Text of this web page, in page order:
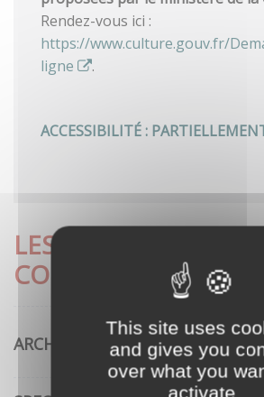
This site uses
and gives you
over what you
activate
Rendez-vous ici :
https://www.culture.gouv.fr/
ligne
.
ACCESSIBILITÉ :
LES DÉMARCHES LES
CONSULTÉES
ARCHITECTURE